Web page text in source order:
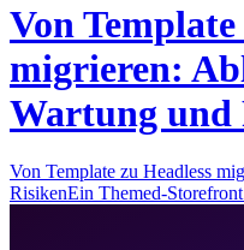
Von
migrieren:
Wartung und
Von Template zu Headless
RisikenEin Themed-